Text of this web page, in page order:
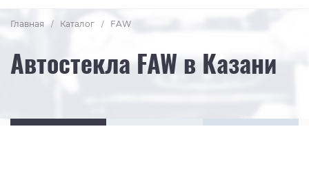
Главная / Каталог / FAW
Автостекла FAW в Казани